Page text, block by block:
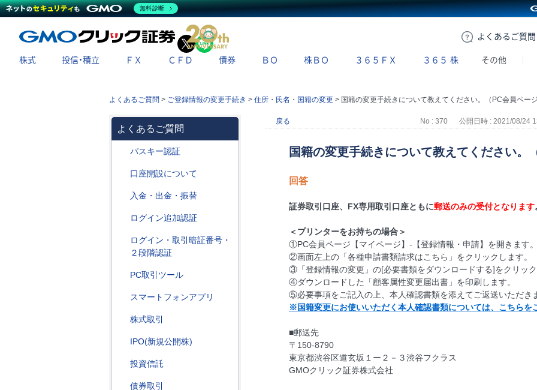
よくある ご質問
X
株式 投信・積立 ＦＸ ＣＦＤ 債券 ＢＯ 株ＢＯ ３６５ＦＸ ３６５ 株 その他
よくあるご質問 > ご登録情報の変更手続き > 住所・氏名・国籍の変更 > 国籍の変更手続きについて教えてください。（PC会員ペー
よくあるご質問
パスキー認証
口座開設について
入金・出金・振替
ログイン追加認証
ログイン・取引暗証番号・
２段階認証
PC取引ツール
スマートフォンアプリ
株式取引
IPO(新規公開株)
投資信託
債券取引
戻る No : 370 公開日時 : 2021/08/24
国籍の変更手続きについて教えてください。
回答
証券取引口座、FX専用取引口座ともに郵送のみの受付となります
＜プリンターをお持ちの場合＞
①PC会員ページ【マイページ】-【登録情報・申請】を開きます
②画面左上の「各種申請書類請求はこちら」をクリックします。
③「登録情報の変更」の[必要書類をダウンロードする]をクリッ
④ダウンロードした「顧客属性変更届出書」を印刷します。
⑤必要事項をご記入の上、本人確認書類を添えてご返送いただき
※国籍変更にお使いいただく本人確認書類については、こちらを
■郵送先
〒150-8790
東京都渋谷区道玄坂１ー２－３渋谷フクラス
GMOクリック証券株式会社
無料診断